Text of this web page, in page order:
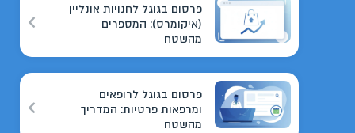
פרסום בגוגל לחנויות אונליין
(איקומרס): המספרים
מהשטח
פרסום בגוגל לרופאים
ומרפאות פרטיות: המדריך
מהשטח